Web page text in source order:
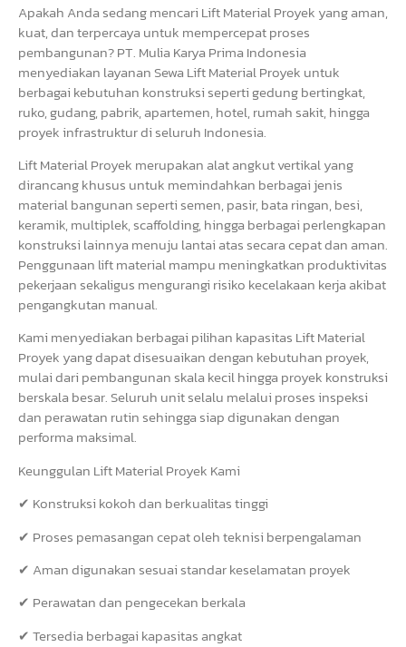
Apakah Anda sedang mencari Lift Material Proyek yang aman,
kuat, dan terpercaya untuk mempercepat proses
pembangunan? PT. Mulia Karya Prima Indonesia
menyediakan layanan Sewa Lift Material Proyek untuk
berbagai kebutuhan konstruksi seperti gedung bertingkat,
ruko, gudang, pabrik, apartemen, hotel, rumah sakit, hingga
proyek infrastruktur di seluruh Indonesia.
Lift Material Proyek merupakan alat angkut vertikal yang
dirancang khusus untuk memindahkan berbagai jenis
material bangunan seperti semen, pasir, bata ringan, besi,
keramik, multiplek, scaffolding, hingga berbagai perlengkapan
konstruksi lainnya menuju lantai atas secara cepat dan aman.
Penggunaan lift material mampu meningkatkan produktivitas
pekerjaan sekaligus mengurangi risiko kecelakaan kerja akibat
pengangkutan manual.
Kami menyediakan berbagai pilihan kapasitas Lift Material
Proyek yang dapat disesuaikan dengan kebutuhan proyek,
mulai dari pembangunan skala kecil hingga proyek konstruksi
berskala besar. Seluruh unit selalu melalui proses inspeksi
dan perawatan rutin sehingga siap digunakan dengan
performa maksimal.
Keunggulan Lift Material Proyek Kami
✔ Konstruksi kokoh dan berkualitas tinggi
✔ Proses pemasangan cepat oleh teknisi berpengalaman
✔ Aman digunakan sesuai standar keselamatan proyek
✔ Perawatan dan pengecekan berkala
✔ Tersedia berbagai kapasitas angkat